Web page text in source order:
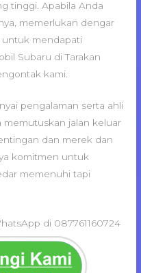
tinggi. Apabila Anda
memerlukan dengar
untuk mendapati
Subaru di Tarakan
kami.
pengalaman serta ahli
memutuskan jalan keluar
dan merek dan
komitmen untuk
memenuhi tapi
di 087761160724